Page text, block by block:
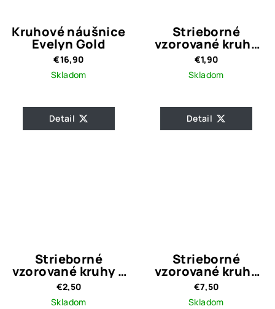
Kruhové náušnice
Evelyn Gold
€16,90
Skladom
Detail
Strieborné
vzorované kruhy
5,5 cm
€1,90
Skladom
Detail
Strieborné
vzorované kruhy 5
cm
€2,50
Skladom
Strieborné
vzorované kruhy
3,5 cm -
antialergické
€7,50
Skladom